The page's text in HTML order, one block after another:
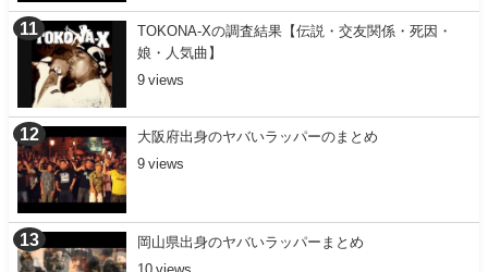
TOKONA-Xの調査結果【伝説・交友関係・死因・
娘・人気曲】
9
大阪府出身のヤバいラッパーのまとめ
9
岡山県出身のヤバいラッパーまとめ